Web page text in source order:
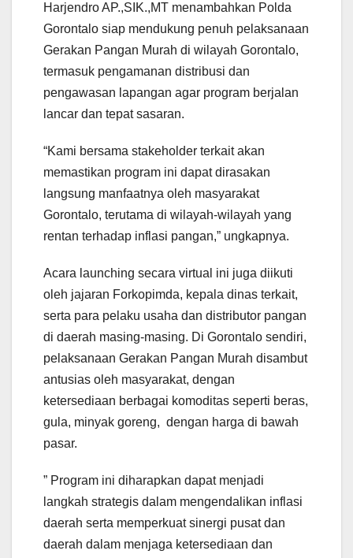
Harjendro AP.,SIK.,MT menambahkan Polda
Gorontalo siap mendukung penuh pelaksanaan
Gerakan Pangan Murah di wilayah Gorontalo,
termasuk pengamanan distribusi dan
pengawasan lapangan agar program berjalan
lancar dan tepat sasaran.
“Kami bersama stakeholder terkait akan
memastikan program ini dapat dirasakan
langsung manfaatnya oleh masyarakat
Gorontalo, terutama di wilayah-wilayah yang
rentan terhadap inflasi pangan,” ungkapnya.
Acara launching secara virtual ini juga diikuti
oleh jajaran Forkopimda, kepala dinas terkait,
serta para pelaku usaha dan distributor pangan
di daerah masing-masing. Di Gorontalo sendiri,
pelaksanaan Gerakan Pangan Murah disambut
antusias oleh masyarakat, dengan
ketersediaan berbagai komoditas seperti beras,
gula, minyak goreng, dengan harga di bawah
pasar.
” Program ini diharapkan dapat menjadi
langkah strategis dalam mengendalikan inflasi
daerah serta memperkuat sinergi pusat dan
daerah dalam menjaga ketersediaan dan